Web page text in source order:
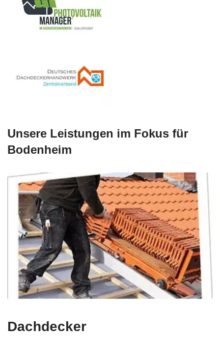
Unsere Leistungen im Fokus für
Bodenheim
Dachdecker